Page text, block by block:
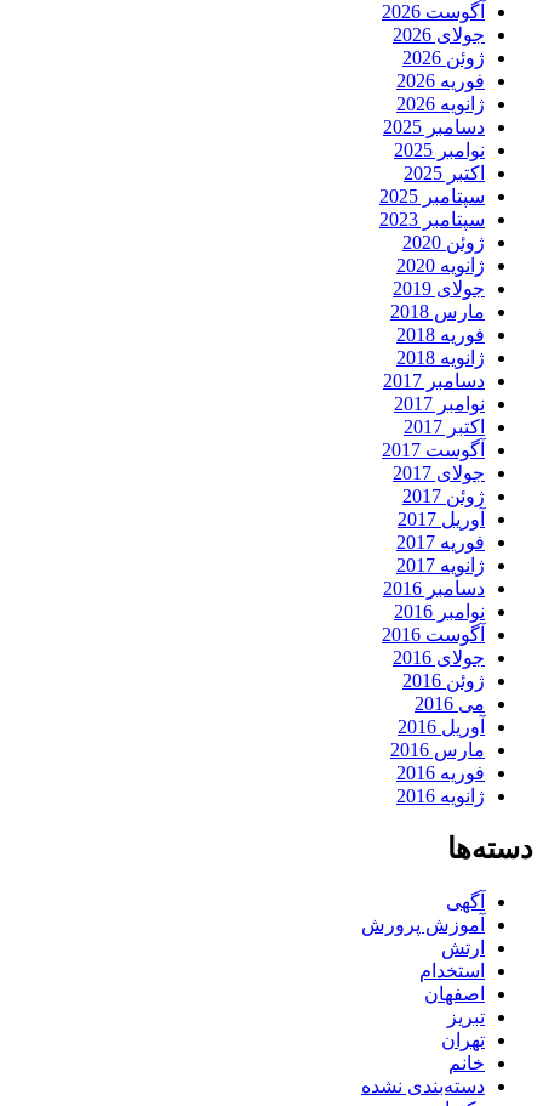
آگوست 2026
جولای 2026
ژوئن 2026
فوریه 2026
ژانویه 2026
دسامبر 2025
نوامبر 2025
اکتبر 2025
سپتامبر 2025
سپتامبر 2023
ژوئن 2020
ژانویه 2020
جولای 2019
مارس 2018
فوریه 2018
ژانویه 2018
دسامبر 2017
نوامبر 2017
اکتبر 2017
آگوست 2017
جولای 2017
ژوئن 2017
آوریل 2017
فوریه 2017
ژانویه 2017
دسامبر 2016
نوامبر 2016
آگوست 2016
جولای 2016
ژوئن 2016
می 2016
آوریل 2016
مارس 2016
فوریه 2016
ژانویه 2016
دسته‌ها
آگهی
آموزش پرورش
ارتش
استخدام
اصفهان
تبریز
تهران
خانم
دسته‌بندی نشده